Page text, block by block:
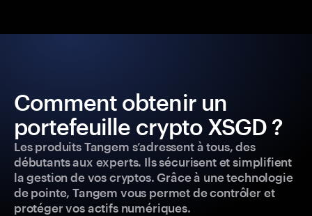
Comment obtenir un
portefeuille crypto XSGD ?
Les produits Tangem s’adressent à tous, des
débutants aux experts. Ils sécurisent et simplifient
la gestion de vos cryptos. Grâce à une technologie
de pointe, Tangem vous permet de contrôler et
protéger vos actifs numériques.